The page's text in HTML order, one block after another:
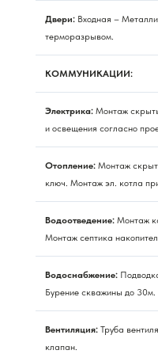
Двери: Входная –
терморазрывом.
КОММУНИКАЦИИ:
Электрика: Монтаж
и освещения согласно
Отопление: Монтаж
ключ. Монтаж эл. котла
Водоотведение: Монтаж
Монтаж септика
Водоснабжение:
Бурение скважины до 30м.
Вентиляция: Труба
клапан.